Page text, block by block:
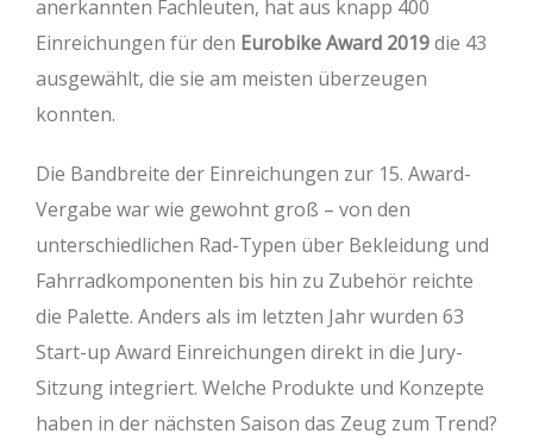
anerkannten Fachleuten, hat aus knapp 400
Einreichungen für den Eurobike Award 2019die 43
ausgewählt, die sie am meisten überzeugen
konnten.
Die Bandbreite der Einreichungen zur 15. Award-
Vergabe war wie gewohnt groß – von den
unterschiedlichen Rad-Typen über Bekleidung und
Fahrradkomponenten bis hin zu Zubehör reichte
die Palette. Anders als im letzten Jahr wurden 63
Start-up Award Einreichungen direkt in die Jury-
Sitzung integriert. Welche Produkte und Konzepte
haben in der nächsten Saison das Zeug zum Trend?